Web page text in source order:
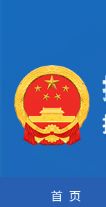
首页